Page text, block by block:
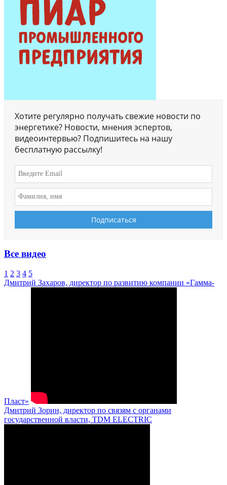
Хотите регулярно получать свежие новости по
энергетике? Новости, мнения эспертов,
видеоинтервью? Подпишитесь на нашу
бесплатную рассылку!
Все видео
1 2 3 4 5
Дмитрий Захаров, директор по развитию компании «Гамма-
Пласт»
Дмитрий Зорин, директор по связям с органами
государственной власти, TDM ELECTRIC